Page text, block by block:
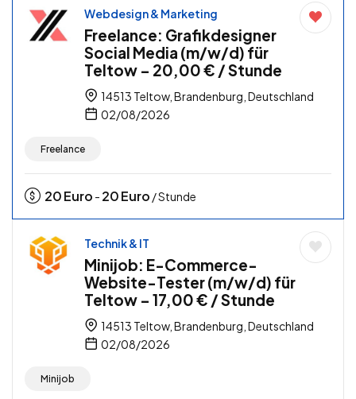
Webdesign & Marketing
Freelance: Grafikdesigner
Social Media (m/w/d) für
Teltow – 20,00 € / Stunde
14513 Teltow, Brandenburg, Deutschland
02/08/2026
Freelance
20Euro - 20Euro / Stunde
Technik & IT
Minijob: E-Commerce-
Website-Tester (m/w/d) für
Teltow – 17,00 € / Stunde
14513 Teltow, Brandenburg, Deutschland
02/08/2026
Minijob